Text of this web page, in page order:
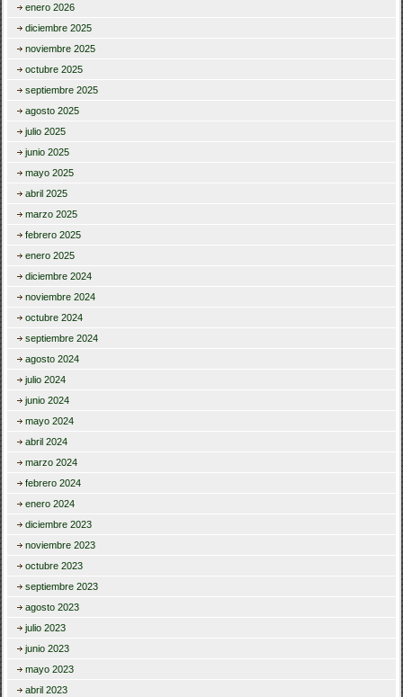
enero 2026
diciembre 2025
noviembre 2025
octubre 2025
septiembre 2025
agosto 2025
julio 2025
junio 2025
mayo 2025
abril 2025
marzo 2025
febrero 2025
enero 2025
diciembre 2024
noviembre 2024
octubre 2024
septiembre 2024
agosto 2024
julio 2024
junio 2024
mayo 2024
abril 2024
marzo 2024
febrero 2024
enero 2024
diciembre 2023
noviembre 2023
octubre 2023
septiembre 2023
agosto 2023
julio 2023
junio 2023
mayo 2023
abril 2023